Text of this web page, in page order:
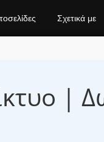
Σχετικά με
|